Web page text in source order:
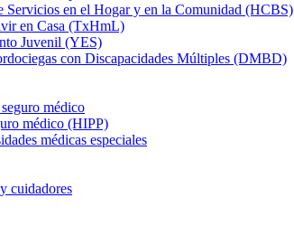
Servicios en el Hogar y en la Comunidad (HCBS)
en Casa (TxHmL)
Juvenil (YES)
con Discapacidades Múltiples (DMBD)
médico
médico (HIPP)
médicas especiales
cuidadores